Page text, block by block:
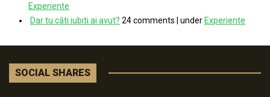
Experiente
Dar tu câti iubiti ai avut? 24 comments under Experiente
SOCIAL SHARES